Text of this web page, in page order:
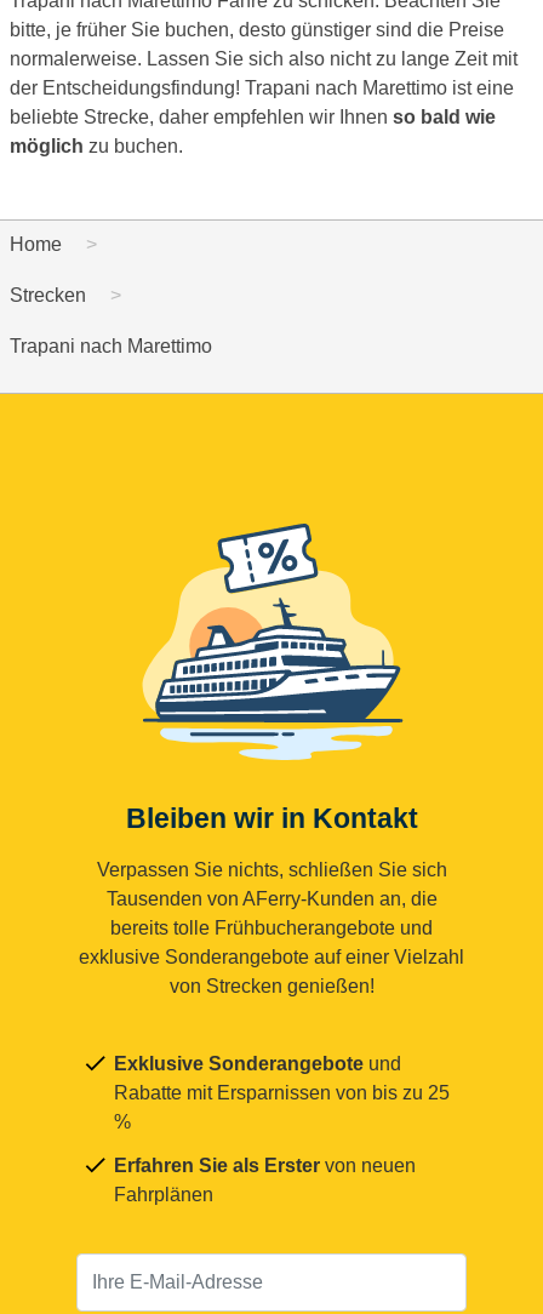
bitte, je früher Sie buchen, desto günstiger sind die Preise
normalerweise. Lassen Sie sich also nicht zu lange Zeit mit
der Entscheidungsfindung! Trapani nach Marettimo ist eine
beliebte Strecke, daher empfehlen wir Ihnen so bald wie
möglich zu buchen.
Home
Strecken
Trapani nach Marettimo
Bleiben wir in Kontakt
Verpassen Sie nichts, schließen Sie sich
Tausenden von AFerry-Kunden an, die
bereits tolle Frühbucherangebote und
exklusive Sonderangebote auf einer Vielzahl
von Strecken genießen!
Exklusive Sonderangebote und
Rabatte mit Ersparnissen von bis zu 25
%
Erfahren Sie als Erster von neuen
Fahrplänen